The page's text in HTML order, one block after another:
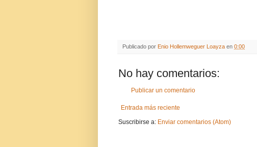
Publicado por Enio Hollemweguer Loayza en 0:00
No hay comentarios:
Publicar un comentario
Entrada más reciente
Suscribirse a: Enviar comentarios (Atom)